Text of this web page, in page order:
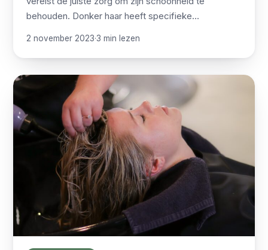
behouden. Donker haar heeft specifieke…
2 november 2023·3 min lezen